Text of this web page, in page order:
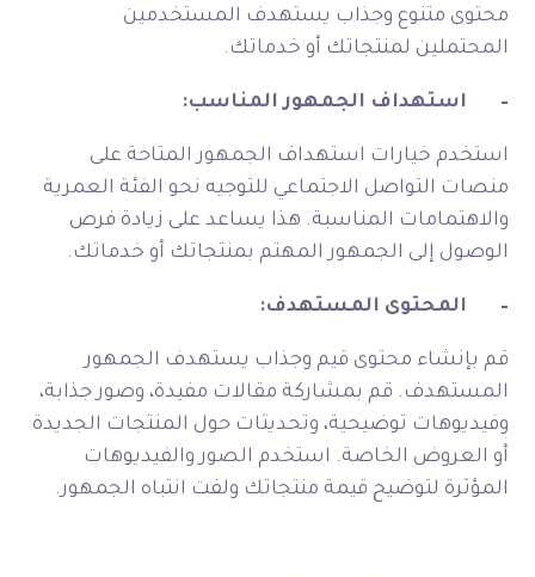
محتوى متنوع وجذاب يستهدف المستخدمين
المحتملين لمنتجاتك أو خدماتك.
– استهداف الجمهور المناسب:
استخدم خيارات استهداف الجمهور المتاحة على
منصات التواصل الاجتماعي للتوجيه نحو الفئة العمرية
والاهتمامات المناسبة. هذا يساعد على زيادة فرص
الوصول إلى الجمهور المهتم بمنتجاتك أو خدماتك.
– المحتوى المستهدف:
قم بإنشاء محتوى قيم وجذاب يستهدف الجمهور
المستهدف. قم بمشاركة مقالات مفيدة، وصور جذابة،
وفيديوهات توضيحية، وتحديثات حول المنتجات الجديدة
أو العروض الخاصة. استخدم الصور والفيديوهات
المؤثرة لتوضيح قيمة منتجاتك ولفت انتباه الجمهور.